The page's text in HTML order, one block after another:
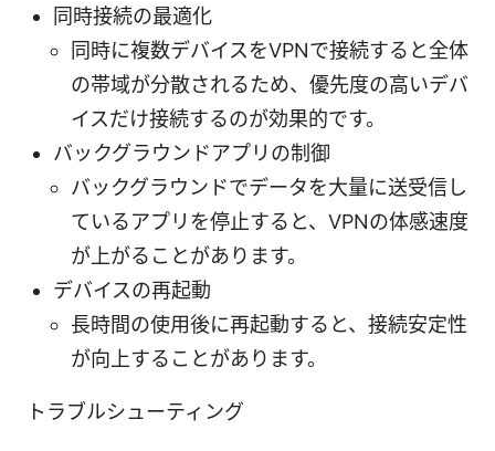
同時接続の最適化
同時に複数デバイスをVPNで接続すると全体
の帯域が分散されるため、優先度の高いデバ
イスだけ接続するのが効果的です。
バックグラウンドアプリの制御
バックグラウンドでデータを大量に送受信し
ているアプリを停止すると、VPNの体感速度
が上がることがあります。
デバイスの再起動
長時間の使用後に再起動すると、接続安定性
が向上することがあります。
トラブルシューティング